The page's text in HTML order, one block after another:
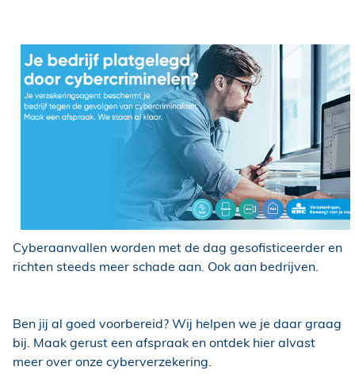
Cyberaanvallen worden met de dag gesofisticeerder en
richten steeds meer schade aan. Ook aan bedrijven.
Ben jij al goed voorbereid? Wij helpen we je daar graag
bij. Maak gerust een afspraak en ontdek hier alvast
meer over onze cyberverzekering.